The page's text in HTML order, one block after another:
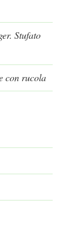
Stufato
con rucola